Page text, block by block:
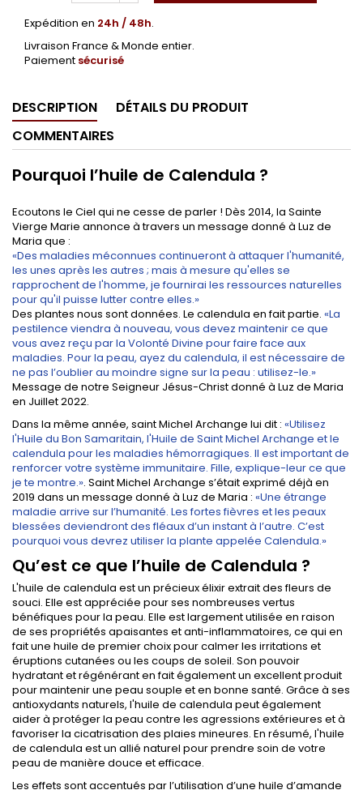
Expédition en 24h / 48h.
Livraison France & Monde entier.
Paiement sécurisé
DESCRIPTION
DÉTAILS DU PRODUIT
COMMENTAIRES
Pourquoi l’huile de Calendula ?
Ecoutons le Ciel qui ne cesse de parler ! Dès 2014, la Sainte
Vierge Marie annonce à travers un message donné à Luz de
Maria que :
«Des maladies méconnues continueront à attaquer l'humanité,
les unes après les autres ; mais à mesure qu'elles se
rapprochent de l'homme, je fournirai les ressources naturelles
pour qu'il puisse lutter contre elles.»
Des plantes nous sont données. Le calendula en fait partie. «La
pestilence viendra à nouveau, vous devez maintenir ce que
vous avez reçu par la Volonté Divine pour faire face aux
maladies. Pour la peau, ayez du calendula, il est nécessaire de
ne pas l’oublier au moindre signe sur la peau : utilisez-le.»
Message de notre Seigneur Jésus-Christ donné à Luz de Maria
en Juillet 2022.
Dans la même année, saint Michel Archange lui dit : «Utilisez
l'Huile du Bon Samaritain, l'Huile de Saint Michel Archange et le
calendula pour les maladies hémorragiques. Il est important de
renforcer votre système immunitaire. Fille, explique-leur ce que
je te montre.». Saint Michel Archange s’était exprimé déjà en
2019 dans un message donné à Luz de Maria : «Une étrange
maladie arrive sur l’humanité. Les fortes fièvres et les peaux
blessées deviendrontdes fléaux d’un instant à l’autre. C’est
pourquoi vous devrez utiliser la plante appelée Calendula.»
Qu’est ce que l’huile de Calendula ?
L'huile de calendula est un précieux élixir extrait des fleurs de
souci. Elle est appréciée pour ses nombreuses vertus
bénéfiques pour la peau. Elle est largement utilisée en raison
de ses propriétés apaisantes et anti-inflammatoires, ce qui en
fait une huile de premier choix pour calmer les irritations et
éruptions cutanées ou les coups de soleil. Son pouvoir
hydratant et régénérant en fait également un excellent produit
pour maintenir une peau souple et en bonne santé. Grâce à ses
antioxydants naturels, l'huile de calendula peut également
aider à protéger la peau contre les agressions extérieures et à
favoriser la cicatrisation des plaies mineures. En résumé, l'huile
de calendula est un allié naturel pour prendre soin de votre
peau de manière douce et efficace.
Les effets sont accentués par l’utilisation d’une huile d’amande